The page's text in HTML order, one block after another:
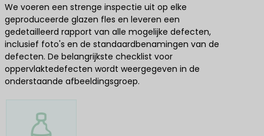
We voeren een strenge inspectie uit op elke
geproduceerde glazen fles en leveren een
gedetailleerd rapport van alle mogelijke defecten,
inclusief foto's en de standaardbenamingen van de
defecten. De belangrijkste checklist voor
oppervlaktedefecten wordt weergegeven in de
onderstaande afbeeldingsgroep.